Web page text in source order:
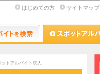
はじめての方 サイトマップ
Dr.アルなび
トアルバイト求人